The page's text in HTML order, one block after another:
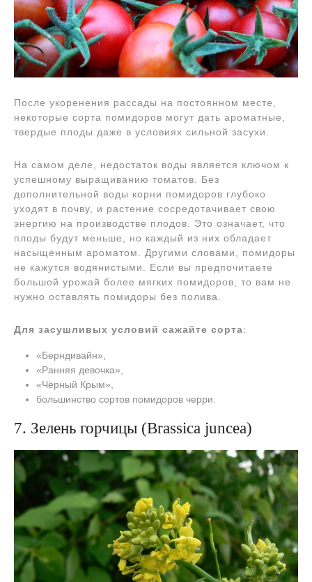
После укоренения рассады на постоянном месте,
некоторые сорта помидоров могут дать ароматные,
твердые плоды даже в условиях сильной засухи.
На самом деле, недостаток воды является ключом к
успешному выращиванию томатов. Без
дополнительной воды корни помидоров глубоко
уходят в почву, и растение сосредотачивает свою
энергию на производстве плодов. Это означает, что
плоды будут меньше, но каждый из них обладает
насыщенным ароматом. Другими словами, помидоры
не кажутся водянистыми. Если вы предпочитаете
большой урожай более мягких помидоров, то вам не
нужно оставлять помидоры без полива.
Для засушливых условий сажайте сорта:
«Берндивайн»,
«Ранняя девочка»,
«Чёрный Крым»,
большинство сортов помидоров черри.
7. Зелень горчицы (Brassica juncea)